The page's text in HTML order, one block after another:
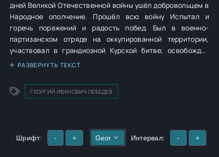
дней Великой Отечественной войны ушёл добровольцем в
Народное ополчение. Прошёл всю войну Испытал и
горечь поражений и радость побед. Был в военно-
партизанском отряде на оккупированной территории,
участвовал в грандиозной Курской битве, освобождал
Румынию и Польшу и закончил войну майором
он видел и о людях, с которыми его свела война, он
честно и без прикрас написал в своих воспоминаниях.
РАЗВЕРНУТЬ ТЕКСТ
ГЕОРГИЙ ИВАНОВИЧ ЛЕБЕДЕВ
Шрифт: - + Интервал: - +